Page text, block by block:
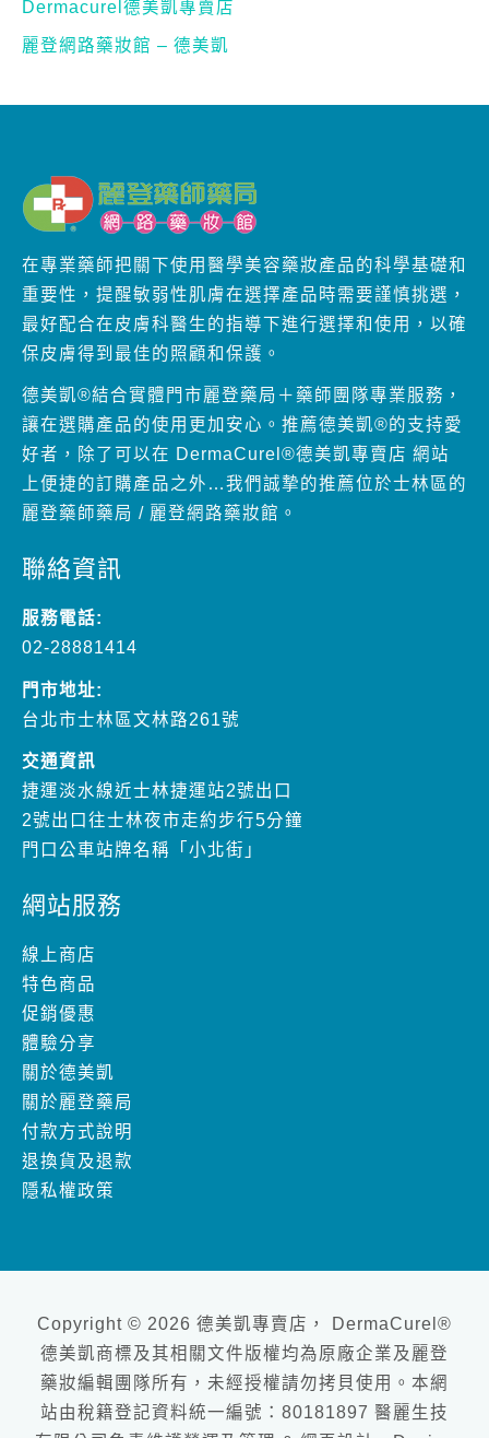
在專業藥師把關下使用醫學美容藥妝產品的科學基礎和
重要性，提醒敏弱性肌膚在選擇產品時需要謹慎挑選，
最好配合在皮膚科醫生的指導下進行選擇和使用，以確
保皮膚得到最佳的照顧和保護。
上便捷的訂購產品之外…我們誠摯的推薦位於士林區的
麗登藥師藥局 / 麗登網路藥妝館。
聯絡資訊
02-28881414
門市地址:
交通資訊
門口公車站牌名稱「小北街」
網站服務
特色商品
體驗分享
關於德美凱
關於麗登藥局
付款方式說明
退換貨及退款
隱私權政策
德美凱商標及其相關文件版權均為原廠企業及麗登
站由稅籍登記資料統一編號：80181897 醫麗生技
有限公司負責維護營運及管理 & 網頁設計、Design
bygoodface數位行銷工作室